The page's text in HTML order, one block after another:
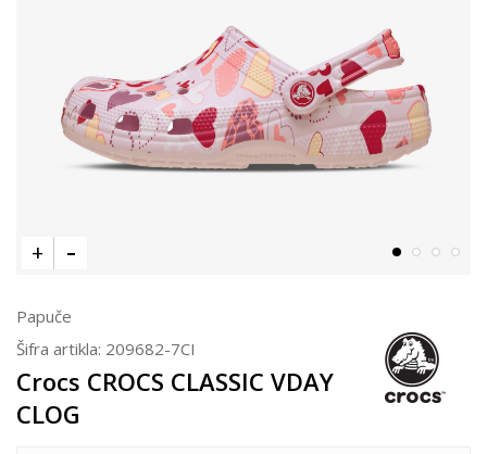
Papuče
Šifra artikla: 209682-7CI
Crocs CROCS CLASSIC VDAY
CLOG